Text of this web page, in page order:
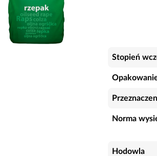
Stopień
Norma
Hodowla